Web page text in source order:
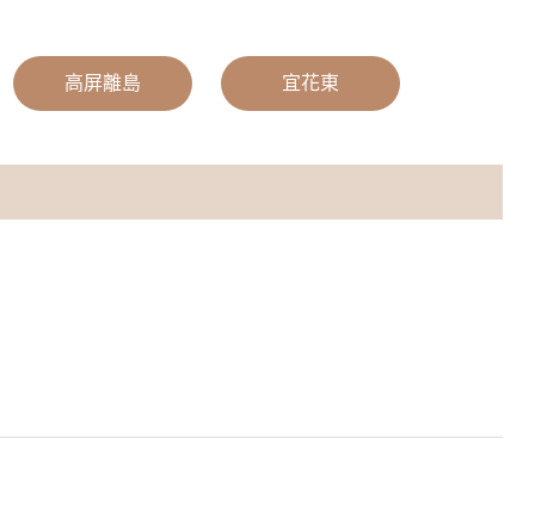
高屏離島 宜花東